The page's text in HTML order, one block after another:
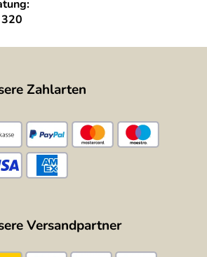
Zahlarten
Versandpartner